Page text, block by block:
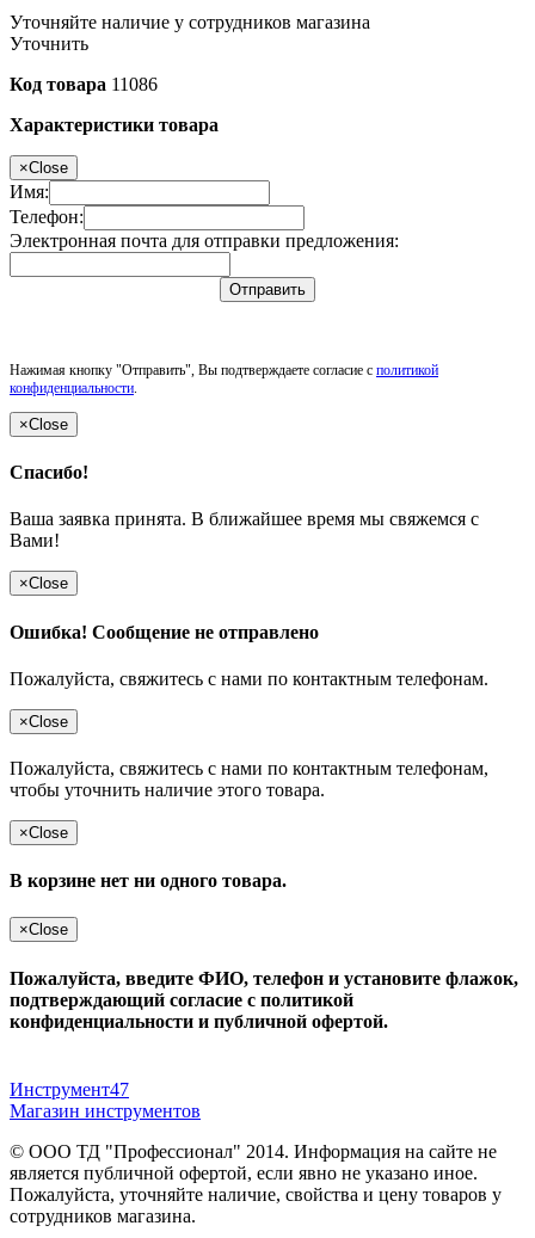
Уточняйте наличие у сотрудников магазина
Уточнить
Код товара 11086
Характеристики товара
×Close
Имя:
Телефон:
Электронная почта для отправки предложения:
Отправить
Нажимая кнопку "Отправить", Вы подтверждаете согласие с политикой
конфиденциальности.
×Close
Спасибо!
Ваша заявка принята. В ближайшее время мы свяжемся с
Вами!
×Close
Ошибка! Сообщение не отправлено
Пожалуйста, свяжитесь с нами по контактным телефонам.
×Close
Пожалуйста, свяжитесь с нами по контактным телефонам,
чтобы уточнить наличие этого товара.
×Close
В корзине нет ни одного товара.
×Close
Пожалуйста, введите ФИО, телефон и установите флажок,
подтверждающий согласие с политикой
конфиденциальности и публичной офертой.
Инструмент47
Магазин инструментов
© ООО ТД "Профессионал" 2014. Информация на сайте не
является публичной офертой, если явно не указано иное.
Пожалуйста, уточняйте наличие, свойства и цену товаров у
сотрудников магазина.